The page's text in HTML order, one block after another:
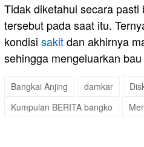
Tidak diketahui secara
tersebut pada saat itu.
kondisi sakitdan akhirnya
sehingga mengeluarkan
Bangkai Anjing damkar
Kumpulan BERITA bangko